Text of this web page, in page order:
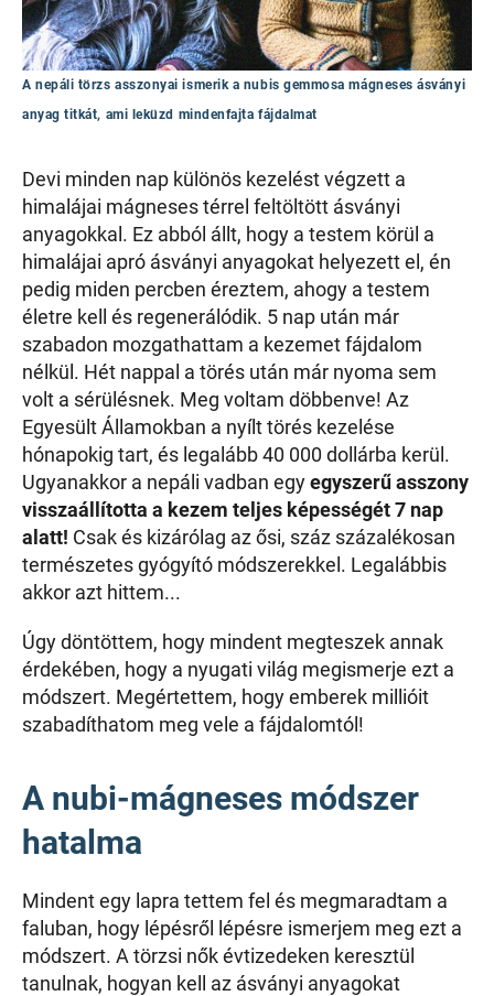
A nepáli törzs asszonyai ismerik a nubis gemmosa mágneses ásványi
anyag titkát, ami leküzd mindenfajta fájdalmat
Devi minden nap különös kezelést végzett a
himalájai mágneses térrel feltöltött ásványi
anyagokkal. Ez abból állt, hogy a testem körül a
himalájai apró ásványi anyagokat helyezett el, én
pedig miden percben éreztem, ahogy a testem
életre kell és regenerálódik. 5 nap után már
szabadon mozgathattam a kezemet fájdalom
nélkül. Hét nappal a törés után már nyoma sem
volt a sérülésnek. Meg voltam döbbenve! Az
Egyesült Államokban a nyílt törés kezelése
hónapokig tart, és legalább 40 000 dollárba kerül.
Ugyanakkor a nepáli vadban egyegyszerű asszony
visszaállította a kezem teljes képességét 7 nap
alatt! Csak és kizárólag az ősi, száz százalékosan
természetes gyógyító módszerekkel. Legalábbis
akkor azt hittem...
Úgy döntöttem, hogy mindent megteszek annak
érdekében, hogy a nyugati világ megismerje ezt a
módszert. Megértettem, hogy emberek millióit
szabadíthatom meg vele a fájdalomtól!
A nubi-mágneses módszer
hatalma
Mindent egy lapra tettem fel és megmaradtam a
faluban, hogy lépésről lépésre ismerjem meg ezt a
módszert. A törzsi nők évtizedeken keresztül
tanulnak, hogyan kell az ásványi anyagokat